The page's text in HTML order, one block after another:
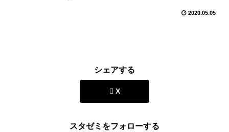
2020.05.05
シェアする
X
スタゼミをフォローする